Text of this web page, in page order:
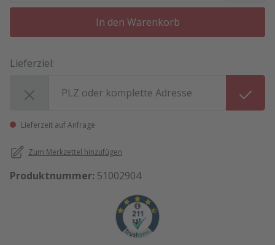
In den Warenkorb
Lieferziel:
Lieferzeit auf Anfrage
Zum Merkzettel hinzufügen
Produktnummer: 51002904